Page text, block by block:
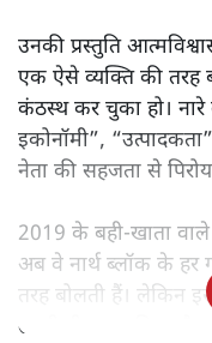
उनकी प्रस्तुति
एक ऐसे व्यक्ति की तरह
कंठस्थ कर चुका हो।
इकोनॉमी”,
नेता की सहजता से
2019 के बही‑खाता
अब वे नार्थ ब्लॉक के हर
तरह बोलती हैं। लेकिन
उतनी ही अनुमानित और